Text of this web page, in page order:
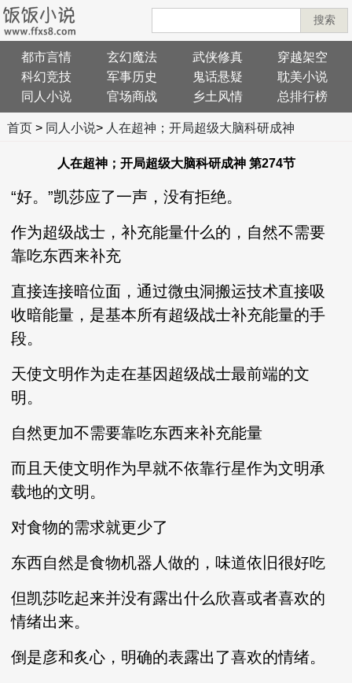
搜索
都市言情 玄幻魔法 武侠修真
穿越架空
科幻竞技
军事历史 鬼话悬疑
耽美小说
同人小说
官场商战 乡土风情 总排行榜
首页> 同人小说> 人在超神；开局超级大脑科研成神
人在超神；开局超级大脑科研成神 第274节
“好。”凯莎应了一声，没有拒绝。
作为超级战士，补充能量什么的，自然不需要
靠吃东西来补充
直接连接暗位面，通过微虫洞搬运技术直接吸
收暗能量，是基本所有超级战士补充能量的手
段。
天使文明作为走在基因超级战士最前端的文
明。
自然更加不需要靠吃东西来补充能量
而且天使文明作为早就不依靠行星作为文明承
载地的文明。
对食物的需求就更少了
东西自然是食物机器人做的，味道依旧很好吃
但凯莎吃起来并没有露出什么欣喜或者喜欢的
情绪出来。
倒是彦和炙心，明确的表露出了喜欢的情绪。